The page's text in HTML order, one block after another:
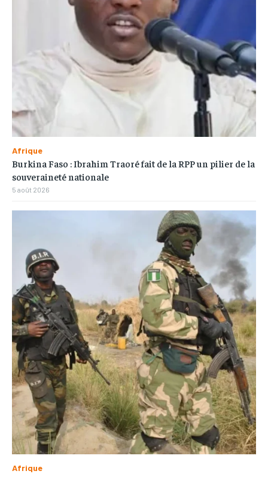
Afrique
Burkina Faso : Ibrahim Traoré fait de la RPP un pilier de la
souveraineté nationale
5 août 2026
Afrique